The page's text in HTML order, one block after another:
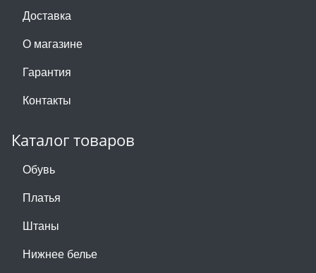
Доставка
О магазине
Гарантия
Контакты
Каталог товаров
Обувь
Платья
Штаны
Нижнее белье